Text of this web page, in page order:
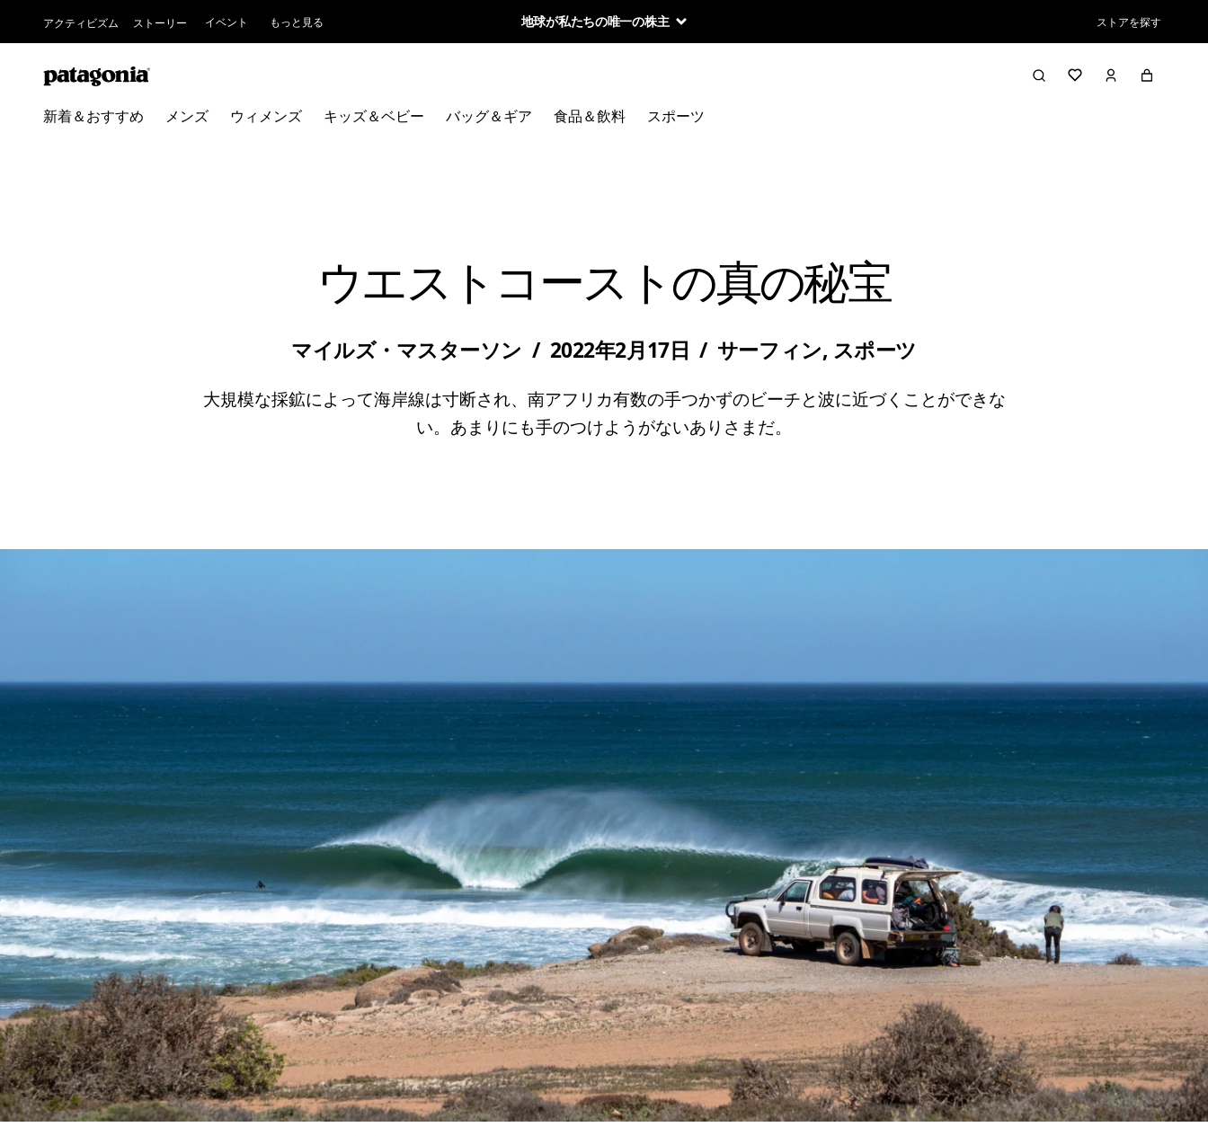
アクティビズム ストーリー イベント もっと見る 地球が私たちの唯一の株主 ストアを探す
新着＆おすすめ メンズ ウィメンズ キッズ＆ベビー バッグ＆ギア 食品＆飲料 スポーツ
ウエストコーストの真の秘宝
マイルズ・マスターソン / 2022年2月17日 / サーフィン, スポーツ
大規模な採鉱によって海岸線は寸断され、南アフリカ有数の手つかずのビーチと波に近づくことができな
い。あまりにも手のつけようがないありさまだ。